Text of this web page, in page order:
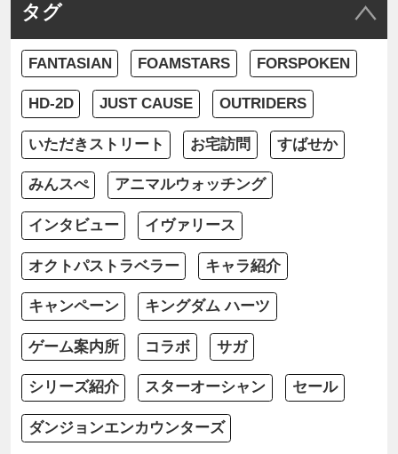
タグ
FANTASIAN FOAMSTARS FORSPOKEN
HD-2D JUST CAUSE OUTRIDERS
いただきストリート お宅訪問 すばせか
みんスぺ アニマルウォッチング
インタビュー イヴァリース
オクトパストラベラー キャラ紹介
キャンペーン キングダム ハーツ
ゲーム案内所 コラボ サガ
シリーズ紹介 スターオーシャン セール
ダンジョンエンカウンターズ